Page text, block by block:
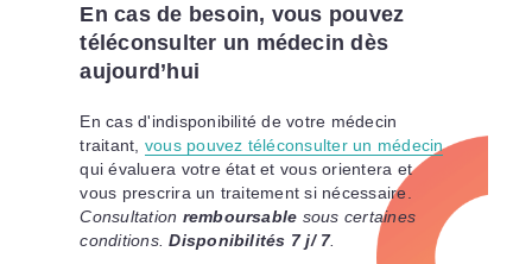
En cas de besoin, vous pouvez
téléconsulter un médecin dès
aujourd’hui
En cas d'indisponibilité de votre médecin
traitant, vous pouvez téléconsulter un médecin
qui évaluera votre état et vous orientera et
vous prescrira un traitement si nécessaire.
Consultation remboursable sous certaines
conditions.Disponibilités 7 j/ 7.